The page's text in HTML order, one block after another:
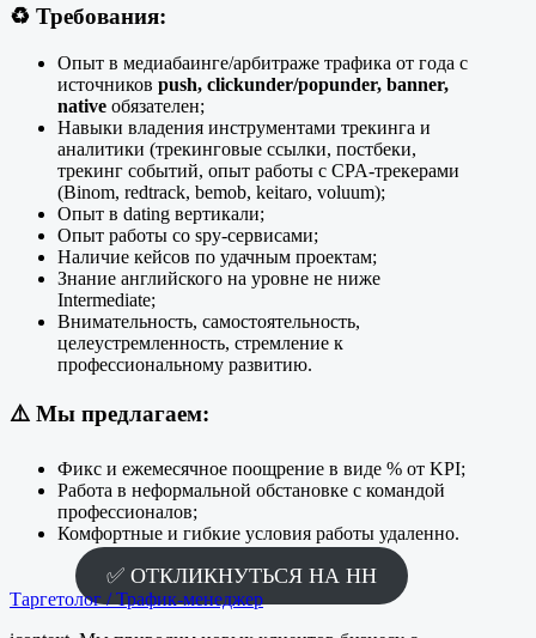
♻️ Требования:
Опыт в медиабаинге/арбитраже трафика от года с
источников push, clickunder/popunder, banner,
native обязателен;
Навыки владения инструментами трекинга и
аналитики (трекинговые ссылки, постбеки,
трекинг событий, опыт работы с CPA-трекерами
(Binom, redtrack, bemob, keitaro, voluum);
Опыт в dating вертикали;
Опыт работы со spy-сервисами;
Наличие кейсов по удачным проектам;
Знание английского на уровне не ниже
Intermediate;
Внимательность, самостоятельность,
целеустремленность, стремление к
профессиональному развитию.
⚠️ Mы предлагаем:
Фикс и ежемесячное поощрение в виде % от KPI;
Работа в неформальной обстановке с командой
профессионалов;
Комфортные и гибкие условия работы удаленно.
✅ ОТКЛИКНУТЬСЯ НА HH
Таргетолог / Трафик-менеджер